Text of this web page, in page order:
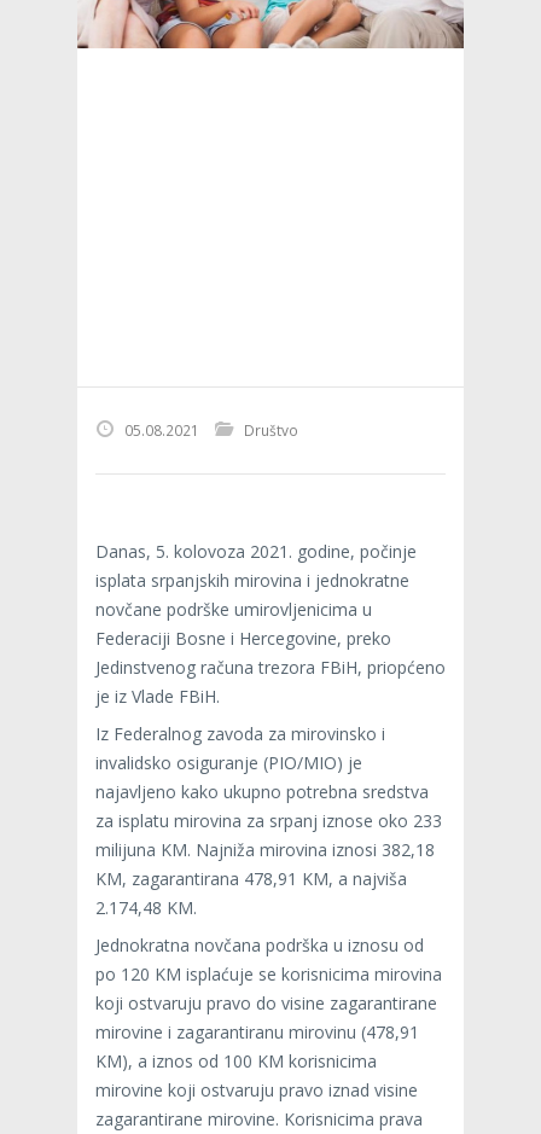
05.08.2021 Društvo
Danas, 5. kolovoza 2021. godine, počinje
isplata srpanjskih mirovina i jednokratne
novčane podrške umirovljenicima u
Federaciji Bosne i Hercegovine, preko
Jedinstvenog računa trezora FBiH, priopćeno
je iz Vlade FBiH.
Iz Federalnog zavoda za mirovinsko i
invalidsko osiguranje (PIO/MIO) je
najavljeno kako ukupno potrebna sredstva
za isplatu mirovina za srpanj iznose oko 233
milijuna KM. Najniža mirovina iznosi 382,18
KM, zagarantirana 478,91 KM, a najviša
2.174,48 KM.
Jednokratna novčana podrška u iznosu od
po 120 KM isplaćuje se korisnicima mirovina
koji ostvaruju pravo do visine zagarantirane
mirovine i zagarantiranu mirovinu (478,91
KM), a iznos od 100 KM korisnicima
mirovine koji ostvaruju pravo iznad visine
zagarantirane mirovine. Korisnicima prava